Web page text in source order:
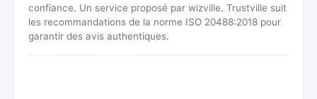
confiance. Un service proposé par wizville. Trustville suit
les recommandations de la norme ISO 20488:2018 pour
garantir des avis authentiques.